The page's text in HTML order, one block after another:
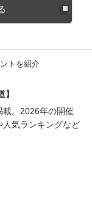
トを紹介
載。2026年の開催
人気ランキングなど